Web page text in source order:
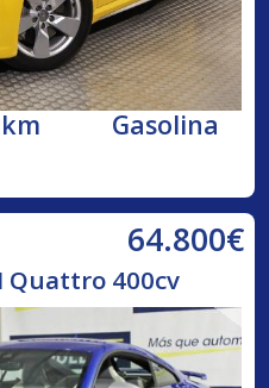
Gasolina
64.800€
Quattro 400cv